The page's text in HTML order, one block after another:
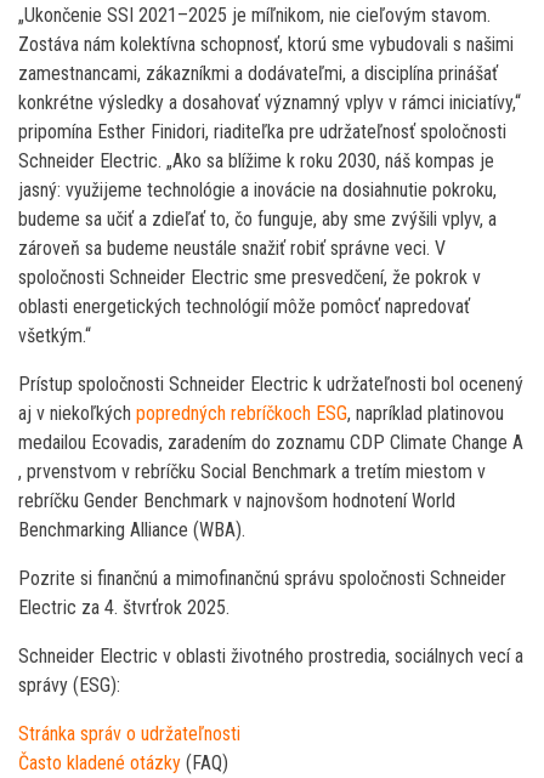
„Ukončenie SSI 2021–2025 je míľnikom, nie cieľovým stavom.
Zostáva nám kolektívna schopnosť, ktorú sme vybudovali s našimi
zamestnancami, zákazníkmi a dodávateľmi, a disciplína prinášať
konkrétne výsledky a dosahovať významný vplyv v rámci iniciatívy,“
pripomína Esther Finidori, riaditeľka pre udržateľnosť spoločnosti
Schneider Electric. „Ako sa blížime k roku 2030, náš kompas je
jasný: využijeme technológie a inovácie na dosiahnutie pokroku,
budeme sa učiť a zdieľať to, čo funguje, aby sme zvýšili vplyv, a
zároveň sa budeme neustále snažiť robiť správne veci. V
spoločnosti Schneider Electric sme presvedčení, že pokrok v
oblasti energetických technológií môže pomôcť napredovať
všetkým.“
Prístup spoločnosti Schneider Electric k udržateľnosti bol ocenený
aj v niekoľkých popredných rebríčkoch ESG, napríklad platinovou
medailou Ecovadis, zaradením do zoznamu CDP Climate Change A
, prvenstvom v rebríčku Social Benchmark a tretím miestom v
rebríčku Gender Benchmark v najnovšom hodnotení World
Benchmarking Alliance (WBA).
Pozrite si finančnú a mimofinančnú správu spoločnosti Schneider
Electric za 4. štvrťrok 2025.
Schneider Electric v oblasti životného prostredia, sociálnych vecí a
správy (ESG):
Stránka správ o udržateľnosti
Často kladené otázky (FAQ)